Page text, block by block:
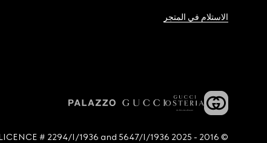
الاستلام في المتجر
© 2016 - 2025 Guccio Gucci S.p.A. - All rights reserved. SIAE LICENCE # 2294/I/1936 and 5647/I/1936